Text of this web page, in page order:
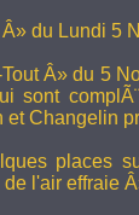
du Lundi 5
Â» du 5
sont
etChangelin
places
l'air effraie